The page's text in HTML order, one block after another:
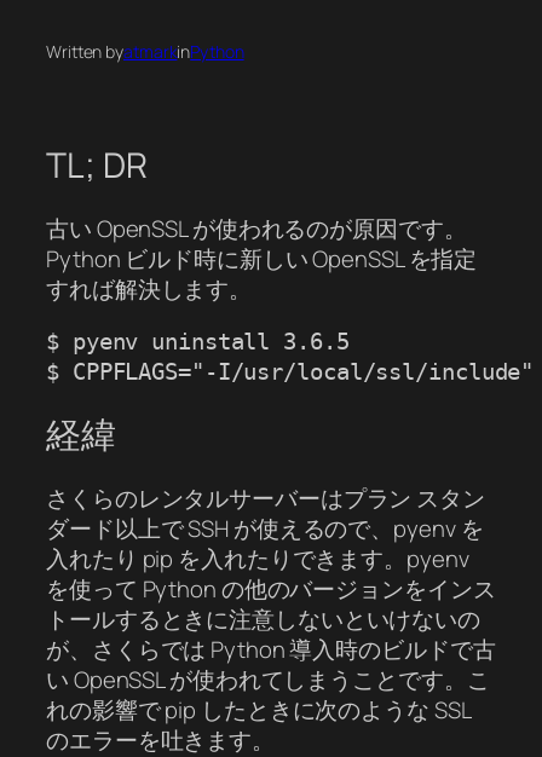
Written byatmarkinPython
TL; DR
古い OpenSSL が使われるのが原因です。
Python ビルド時に新しい OpenSSL を指定
すれば解決します。
$ pyenv uninstall 3.6.5
$ CPPFLAGS="-I/usr/local/ssl/
経緯
さくらのレンタルサーバーはプラン スタン
ダード以上で SSH が使えるので、pyenv を
入れたり pip を入れたりできます。pyenv
を使って Python の他のバージョンをインス
トールするときに注意しないといけないの
が、さくらでは Python 導入時のビルドで古
い OpenSSL が使われてしまうことです。こ
れの影響で pip したときに次のような SSL
のエラーを吐きます。